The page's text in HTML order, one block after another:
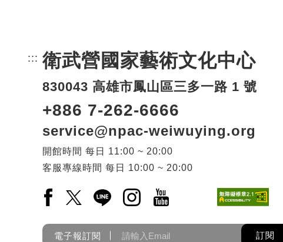
::: 頁尾網站資訊。
衛武營國家藝術文化中心
830043 高雄市鳳山區三多一路 1 號
+886 7-262-6666
service@npac-weiwuying.org
開館時間 每日
11:00 ~ 20:00
客服專線時間 每日 10:00 ~ 20:00
Facebook(另開新視窗)
X(另開新視窗)
LINE(另開新視窗)
Instagram(另開新視窗)
YouTube(另開新視窗)
電子報訂閱 訂閱